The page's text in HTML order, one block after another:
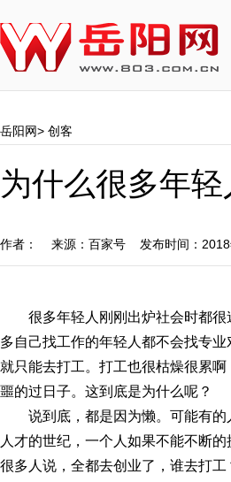
岳阳网> 创客
为什么很多年
作者： 来源：百家号 发布时间：
很多年轻人刚刚出炉社会时都
多自己找工作的年轻人都不会找专
就只能去打工。打工也很枯燥很累
噩的过日子。这到底是为什么呢？
说到底，都是因为懒。可能有
人才的世纪，一个人如果不能不断
很多人说，全都去创业了，谁去打